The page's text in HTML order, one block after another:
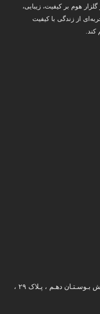
پاســداران ، خـیـابـان پـایـدار فـرد ، نـبـش بـوسـتـان دهـم ، پـلاک ۲۹ ،
هوم بر کیفیت، زیبایی،
از زندگی با کیفیت